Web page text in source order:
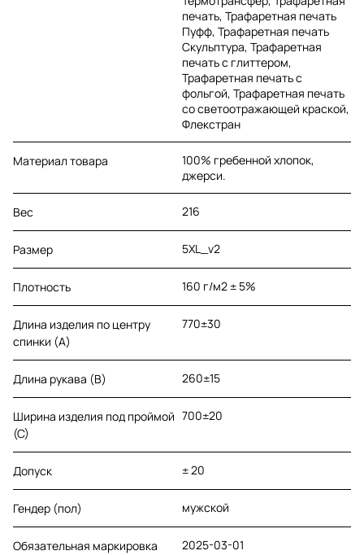
печать, Трафаретная печать
Пуфф, Трафаретная печать
Скульптура, Трафаретная
печать с глиттером,
Трафаретная печать с
фольгой, Трафаретная печать
со светоотражающей краской,
Флекстран
Материал товара
100% гребенной хлопок,
джерси.
Вес 216
Размер 5XL_v2
Плотность 160 г/м2 ± 5%
Длина изделия по центру
спинки (A)
770±30
Длина рукава (B) 260±15
Ширина изделия под проймой
(С)
700±20
Допуск ± 20
Гендер (пол) мужской
Обязательная маркировка 2025-03-01